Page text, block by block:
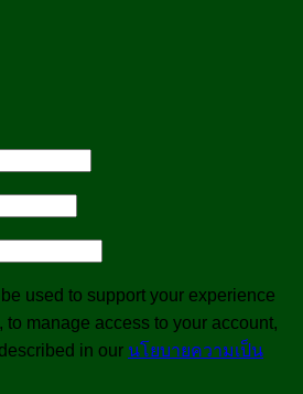
used to support your experience
manage access to your account,
in our นโยบายความเป็น